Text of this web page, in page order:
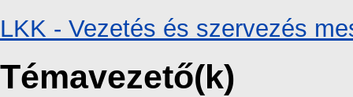
LKK - Vezetés és szervezés
Témavezető(k)